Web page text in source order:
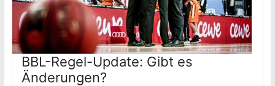
BBL-Regel-Update: Gibt es
Änderungen?